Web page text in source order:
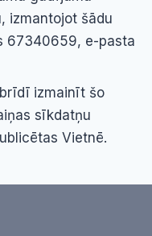
izmantojot šādu
67340659, e-pasta
izmainīt šo
sīkdatņu
Vietnē.